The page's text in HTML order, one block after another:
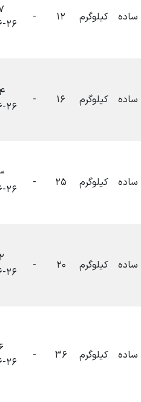
-
۰۹:۴۷
۱۴۰۴-۰۶-۲۶
تومان
-
۰۹:۴۴
۱۴۰۴-۰۶-۲۶
تومان
-
۰۹:۴۳
۱۴۰۴-۰۶-۲۶
تومان
-
۰۹:۳۲
۱۴۰۴-۰۶-۲۶
تومان
-
۰۹:۲۶
۱۴۰۴-۰۶-۲۶
تومان